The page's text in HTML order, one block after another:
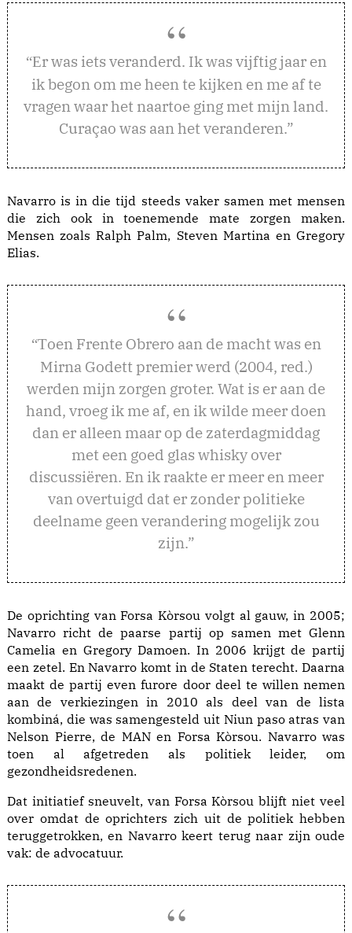
“Er was iets veranderd. Ik was vijftig jaar en
ik begon om me heen te kijken en me af te
vragen waar het naartoe ging met mijn land.
Curaçao was aan het veranderen.”
Navarro is in die tijd steeds vaker samen met mensen
die zich ook in toenemende mate zorgen maken.
Mensen zoals Ralph Palm, Steven Martina en Gregory
Elias.
“Toen Frente Obrero aan de macht was en
Mirna Godett premier werd (2004, red.)
werden mijn zorgen groter. Wat is er aan de
hand, vroeg ik me af, en ik wilde meer doen
dan er alleen maar op de zaterdagmiddag
met een goed glas whisky over
discussiëren. En ik raakte er meer en meer
van overtuigd dat er zonder politieke
deelname geen verandering mogelijk zou
zijn.”
De oprichting van Forsa Kòrsou volgt al gauw, in 2005;
Navarro richt de paarse partij op samen met Glenn
Camelia en Gregory Damoen. In 2006 krijgt de partij
een zetel. En Navarro komt in de Staten terecht. Daarna
maakt de partij even furore door deel te willen nemen
aan de verkiezingen in 2010 als deel van de lista
kombiná, die was samengesteld uit Niun paso atras van
Nelson Pierre, de MAN en Forsa Kòrsou. Navarro was
toen al afgetreden als politiek leider, om
gezondheidsredenen.
Dat initiatief sneuvelt, van Forsa Kòrsou blijft niet veel
over omdat de oprichters zich uit de politiek hebben
teruggetrokken, en Navarro keert terug naar zijn oude
vak: de advocatuur.